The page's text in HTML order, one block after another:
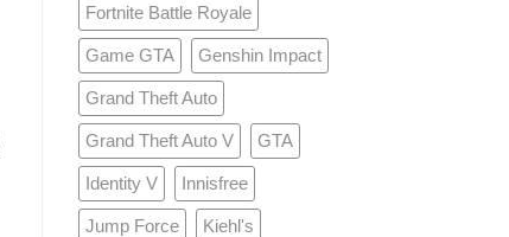
Fortnite Battle Royale
Game GTA Genshin Impact
Grand Theft Auto
Grand Theft Auto V GTA
Identity V Innisfree
Jump Force Kiehl's